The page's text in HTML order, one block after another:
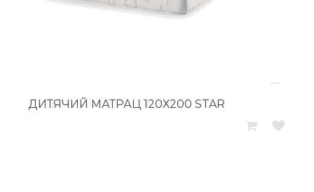
ДИТЯЧИЙ МАТРАЦ 120Х200 STAR